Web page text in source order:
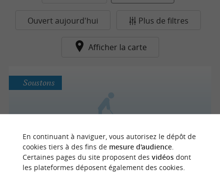
Ouvert aujourd'hui Plus de filtres
Afficher la carte
Un cadre idyllique sur la côte Landaise
Soustons
En continuant à naviguer, vous autorisez le dépôt de
cookies tiers à des fins de mesure d'audience.
Certaines pages du site proposent des vidéosdont
les plateformes déposent également des cookies.